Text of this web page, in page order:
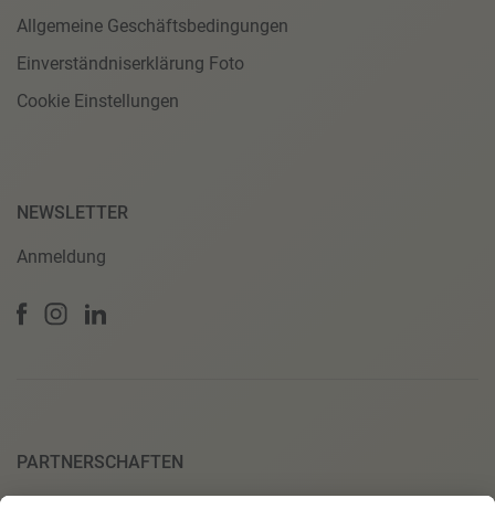
Allgemeine Geschäftsbedingungen
Einverständniserklärung Foto
Cookie Einstellungen
NEWSLETTER
Anmeldung
PARTNERSCHAFTEN